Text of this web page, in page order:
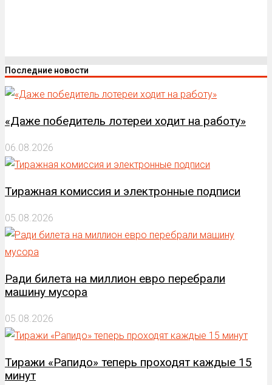
Последние новости
«Даже победитель лотереи ходит на работу»
06.08.2026
Тиражная комиссия и электронные подписи
05.08.2026
Ради билета на миллион евро перебрали
машину мусора
05.08.2026
Тиражи «Рапидо» теперь проходят каждые 15
минут